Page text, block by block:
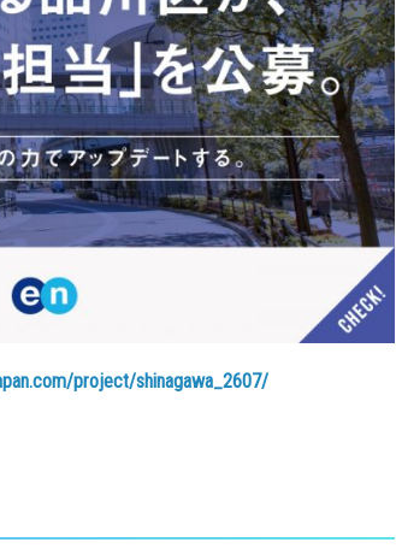
project/shinagawa_2607/